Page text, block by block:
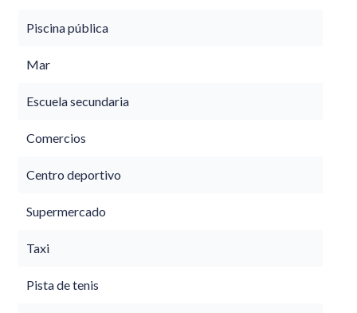
Piscina pública
Mar
Escuela secundaria
Comercios
Centro deportivo
Supermercado
Taxi
Pista de tenis